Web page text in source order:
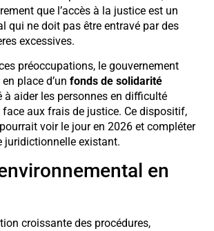
que l’accès à la justice est un
qui ne doit pas être entravé par des
excessives.
préoccupations, le gouvernement
place d’un fonds de solidarité
à aider les personnes en difficulté
aux frais de justice. Ce dispositif,
voir le jour en 2026 et compléter
juridictionnelle existant.
en
croissante des procédures,